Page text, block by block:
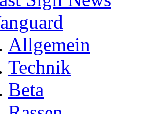
Allgemein
Technik
Beta